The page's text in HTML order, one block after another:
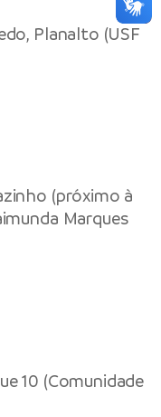
Planalto (USF
(próximo à
Marques
10 (Comunidade